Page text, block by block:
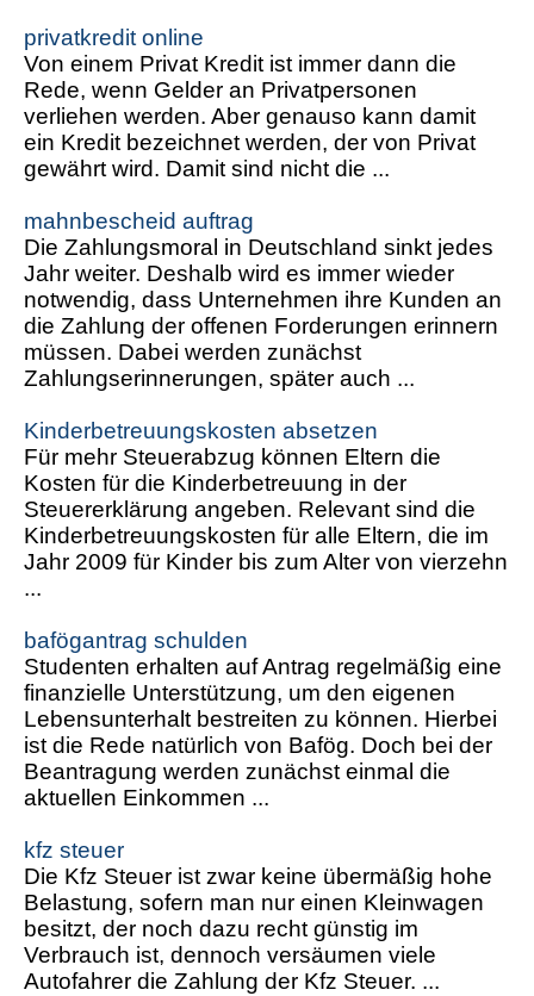
privatkredit online
Von einem Privat Kredit ist immer dann die
Rede, wenn Gelder an Privatpersonen
verliehen werden. Aber genauso kann damit
ein Kredit bezeichnet werden, der von Privat
gewährt wird. Damit sind nicht die ...
mahnbescheid auftrag
Die Zahlungsmoral in Deutschland sinkt jedes
Jahr weiter. Deshalb wird es immer wieder
notwendig, dass Unternehmen ihre Kunden an
die Zahlung der offenen Forderungen erinnern
müssen. Dabei werden zunächst
Zahlungserinnerungen, später auch ...
Kinderbetreuungskosten absetzen
Für mehr Steuerabzug können Eltern die
Kosten für die Kinderbetreuung in der
Steuererklärung angeben. Relevant sind die
Kinderbetreuungskosten für alle Eltern, die im
Jahr 2009 für Kinder bis zum Alter von vierzehn
...
bafögantrag schulden
Studenten erhalten auf Antrag regelmäßig eine
finanzielle Unterstützung, um den eigenen
Lebensunterhalt bestreiten zu können. Hierbei
ist die Rede natürlich von Bafög. Doch bei der
Beantragung werden zunächst einmal die
aktuellen Einkommen ...
kfz steuer
Die Kfz Steuer ist zwar keine übermäßig hohe
Belastung, sofern man nur einen Kleinwagen
besitzt, der noch dazu recht günstig im
Verbrauch ist, dennoch versäumen viele
Autofahrer die Zahlung der Kfz Steuer. ...